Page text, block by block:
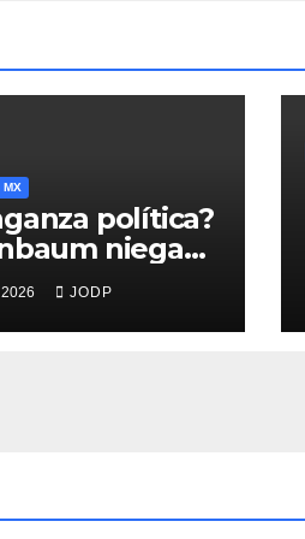
MX
política?
niega
negra en
de Ángel
JODP